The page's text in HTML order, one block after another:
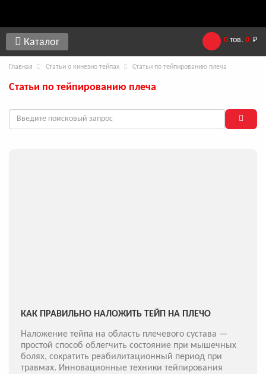
Каталог 0 тов. 0 Р
Главная Статьи о кинезио тейпах Статьи по тейпированию плеча
Статьи по тейпированию плеча
КАК ПРАВИЛЬНО НАЛОЖИТЬ ТЕЙП НА ПЛЕЧО
Наложение тейпа на область плечевого сустава —
простой способ облегчить состояние при мышечных
болях, сократить реабилитационный период при
травмах. Инновационные техники тейпирования